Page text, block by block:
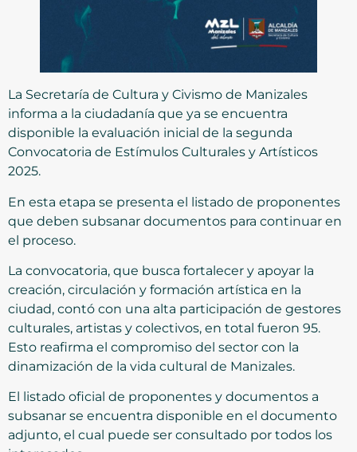
La Secretaría de Cultura y Civismo de Manizales
informa a la ciudadanía que ya se encuentra
disponible la evaluación inicial de la segunda
Convocatoria de Estímulos Culturales y Artísticos
2025.
En esta etapa se presenta el listado de proponentes
que deben subsanar documentos para continuar en
el proceso.
La convocatoria, que busca fortalecer y apoyar la
creación, circulación y formación artística en la
ciudad, contó con una alta participación de gestores
culturales, artistas y colectivos, en total fueron 95.
Esto reafirma el compromiso del sector con la
dinamización de la vida cultural de Manizales.
El listado oficial de proponentes y documentos a
subsanar se encuentra disponible en el documento
adjunto, el cual puede ser consultado por todos los